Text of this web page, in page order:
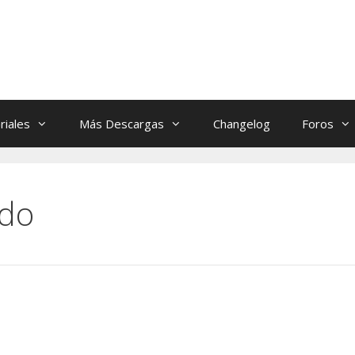
Más Descargas Changelog Foros